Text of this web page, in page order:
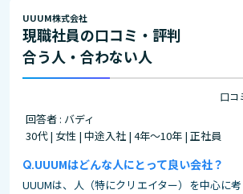
UUUM株式会社
現職社員の口コミ・評判
合う人・合わない人
口コ
回答者 : バディ
30代 | 女性 | 中途入社 | 4年～10年 | 正社員
UUUMはどんな人にとって良い会社？
UUUMは、人（特にクリエイター）を中心に